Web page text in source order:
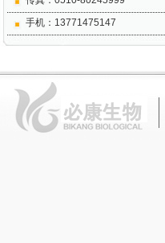
手机：13771475147